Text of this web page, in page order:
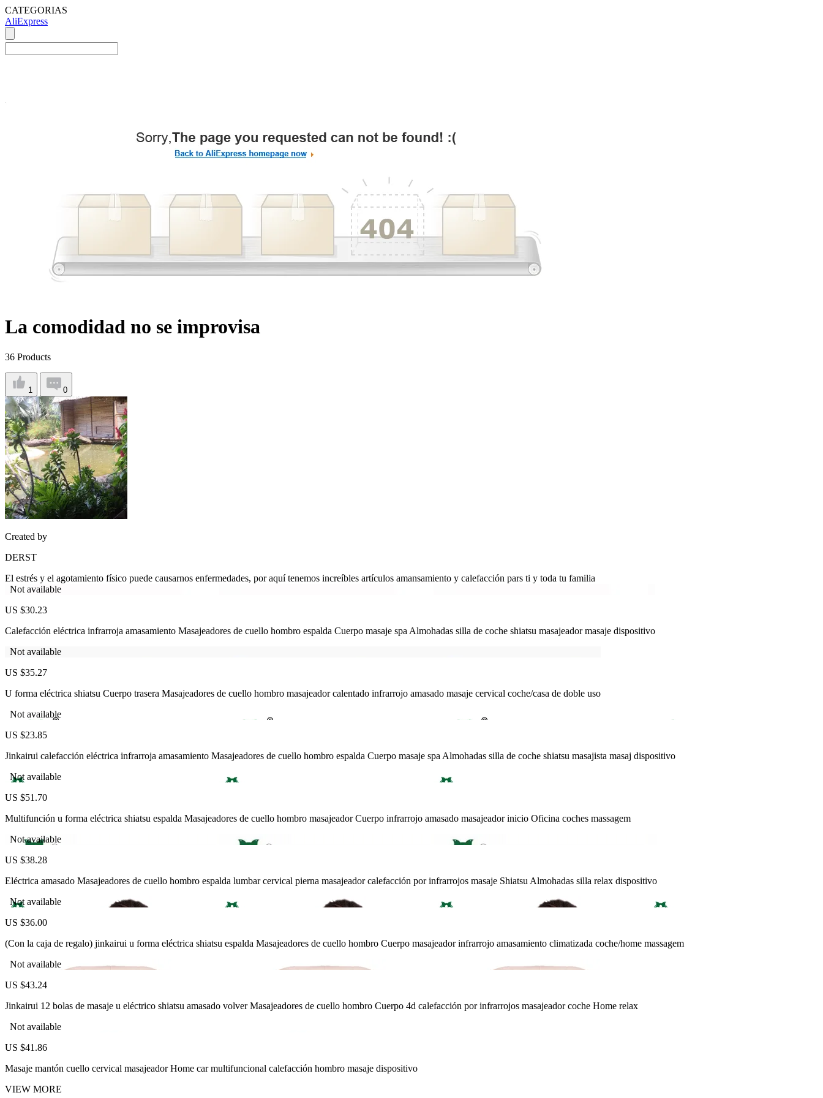
CATEGORIAS
AliExpress
La comodidad no se improvisa
36 Products
1 0
Created by
DERST
El estrés y el agotamiento físico puede causarnos enfermedades, por aquí tenemos increíbles artículos amansamiento y calefacción pars ti y toda tu familia
Not available
US $30.23
Calefacción eléctrica infrarroja amasamiento Masajeadores de cuello hombro espalda Cuerpo masaje spa Almohadas silla de coche shiatsu masajeador masaje dispositivo
Not available
US $35.27
U forma eléctrica shiatsu Cuerpo trasera Masajeadores de cuello hombro masajeador calentado infrarrojo amasado masaje cervical coche/casa de doble uso
Not available
US $23.85
Jinkairui calefacción eléctrica infrarroja amasamiento Masajeadores de cuello hombro espalda Cuerpo masaje spa Almohadas silla de coche shiatsu masajista masaj dispositivo
Not available
US $51.70
Multifunción u forma eléctrica shiatsu espalda Masajeadores de cuello hombro masajeador Cuerpo infrarrojo amasado masajeador inicio Oficina coches massagem
Not available
US $38.28
Eléctrica amasado Masajeadores de cuello hombro espalda lumbar cervical pierna masajeador calefacción por infrarrojos masaje Shiatsu Almohadas silla relax dispositivo
Not available
US $36.00
(Con la caja de regalo) jinkairui u forma eléctrica shiatsu espalda Masajeadores de cuello hombro Cuerpo masajeador infrarrojo amasamiento climatizada coche/home massagem
Not available
US $43.24
Jinkairui 12 bolas de masaje u eléctrico shiatsu amasado volver Masajeadores de cuello hombro Cuerpo 4d calefacción por infrarrojos masajeador coche Home relax
Not available
US $41.86
Masaje mantón cuello cervical masajeador Home car multifuncional calefacción hombro masaje dispositivo
VIEW MORE